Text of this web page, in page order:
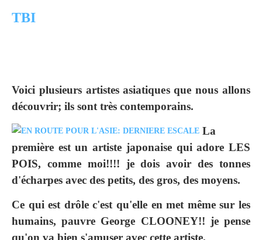
TBI
Voici plusieurs artistes asiatiques que nous allons
découvrir; ils sont très contemporains.
La
première est un artiste japonaise qui adore LES
POIS, comme moi!!!! je dois avoir des tonnes
d'écharpes avec des petits, des gros, des moyens.
Ce qui est drôle c'est qu'elle en met même sur les
humains, pauvre George CLOONEY!! je pense
qu'on va bien s'amuser avec cette artiste.